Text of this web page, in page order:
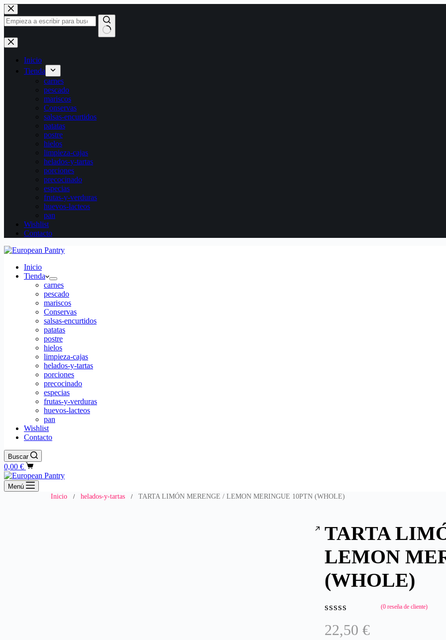
Saltar
al
contenido
Sin
resultados
Inicio
Tienda
carnes
pescado
mariscos
Conservas
salsas-encurtidos
patatas
postre
hielos
limpieza-cajas
helados-y-tartas
porciones
precocinado
especias
frutas-y-verduras
huevos-lacteos
pan
Wishlist
Contacto
Inicio
Tienda
carnes
pescado
mariscos
Conservas
salsas-encurtidos
patatas
postre
hielos
limpieza-cajas
helados-y-tartas
porciones
precocinado
especias
frutas-y-verduras
huevos-lacteos
pan
Wishlist
Contacto
Buscar
Carro
de
compra
0,00 €
Menú
Inicio
/ helados-y-tartas / TARTA LIMÓN MERENGE / LEMON MERINGUE 10PTN (WHOLE)
TARTA
LEMON
(WHOLE)
con
(0 reseña de cliente)
22,50 €